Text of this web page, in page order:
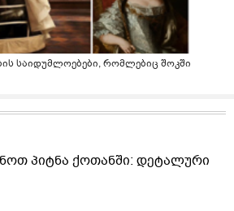
საიდუმლოებები, რომლებიც შოკში